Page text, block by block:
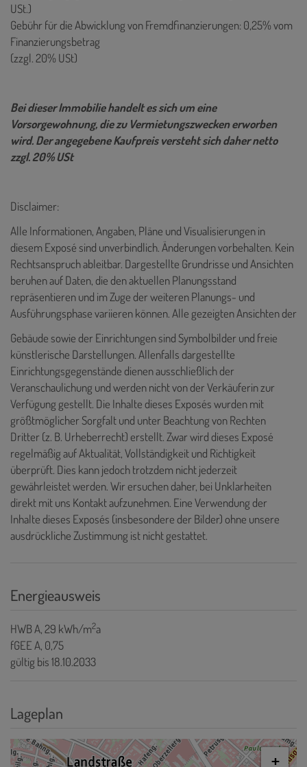
USt.)
Gebühr für die Abwicklung von Fremdfinanzierungen: 0,25% vom
Finanzierungsbetrag
(zzgl. 20% USt)
Bei dieser Immobilie handelt es sich um eine
Vorsorgewohnung, die zu Vermietungszwecken erworben
wird. Der angegebene Kaufpreis versteht sich daher netto
zzgl. 20% USt
Disclaimer:
Alle Informationen, Angaben, Pläne und Visualisierungen in
diesem Exposé sind unverbindlich. Änderungen vorbehalten. Kein
Rechtsanspruch ableitbar. Dargestellte Grundrisse und Ansichten
beruhen auf Daten, die den aktuellen Planungsstand
repräsentieren und im Zuge der weiteren Planungs- und
Ausführungsphase variieren können. Alle gezeigten Ansichten der
Gebäude sowie der Einrichtungen sind Symbolbilder und freie
künstlerische Darstellungen. Allenfalls dargestellte
Einrichtungsgegenstände dienen ausschließlich der
Veranschaulichung und werden nicht von der Verkäuferin zur
Verfügung gestellt. Die Inhalte dieses Exposés wurden mit
größtmöglicher Sorgfalt und unter Beachtung von Rechten
Dritter (z. B. Urheberrecht) erstellt. Zwar wird dieses Exposé
regelmäßig auf Aktualität, Vollständigkeit und Richtigkeit
überprüft. Dies kann jedoch trotzdem nicht jederzeit
gewährleistet werden. Wir ersuchen daher, bei Unklarheiten
direkt mit uns Kontakt aufzunehmen. Eine Verwendung der
Inhalte dieses Exposés (insbesondere der Bilder) ohne unsere
ausdrückliche Zustimmung ist nicht gestattet.
Energieausweis
HWBA, 29 kWh/m2a
fGEEA, 0,75
gültig bis18.10.2033
Lageplan
+